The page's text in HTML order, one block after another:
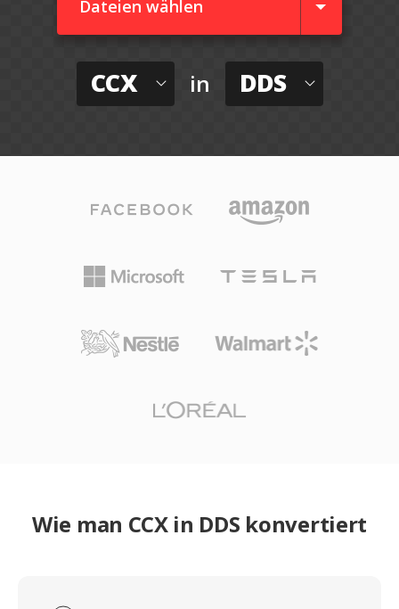
Dateien wählen
CCX in DDS
Wie man CCX in DDS konvertiert